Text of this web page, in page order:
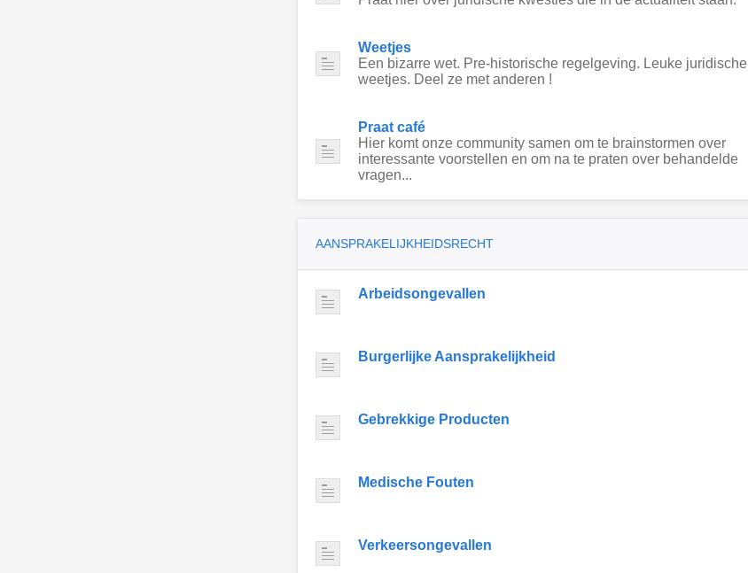
Weetjes
Een bizarre wet. Pre-historische regelgeving. Leuke juridische
weetjes. Deel ze met anderen !
Praat café
Hier komt onze community samen om te brainstormen over
interessante voorstellen en om na te praten over behandelde
vragen...
AANSPRAKELIJKHEIDSRECHT
Arbeidsongevallen
Burgerlijke Aansprakelijkheid
Gebrekkige Producten
Medische Fouten
Verkeersongevallen